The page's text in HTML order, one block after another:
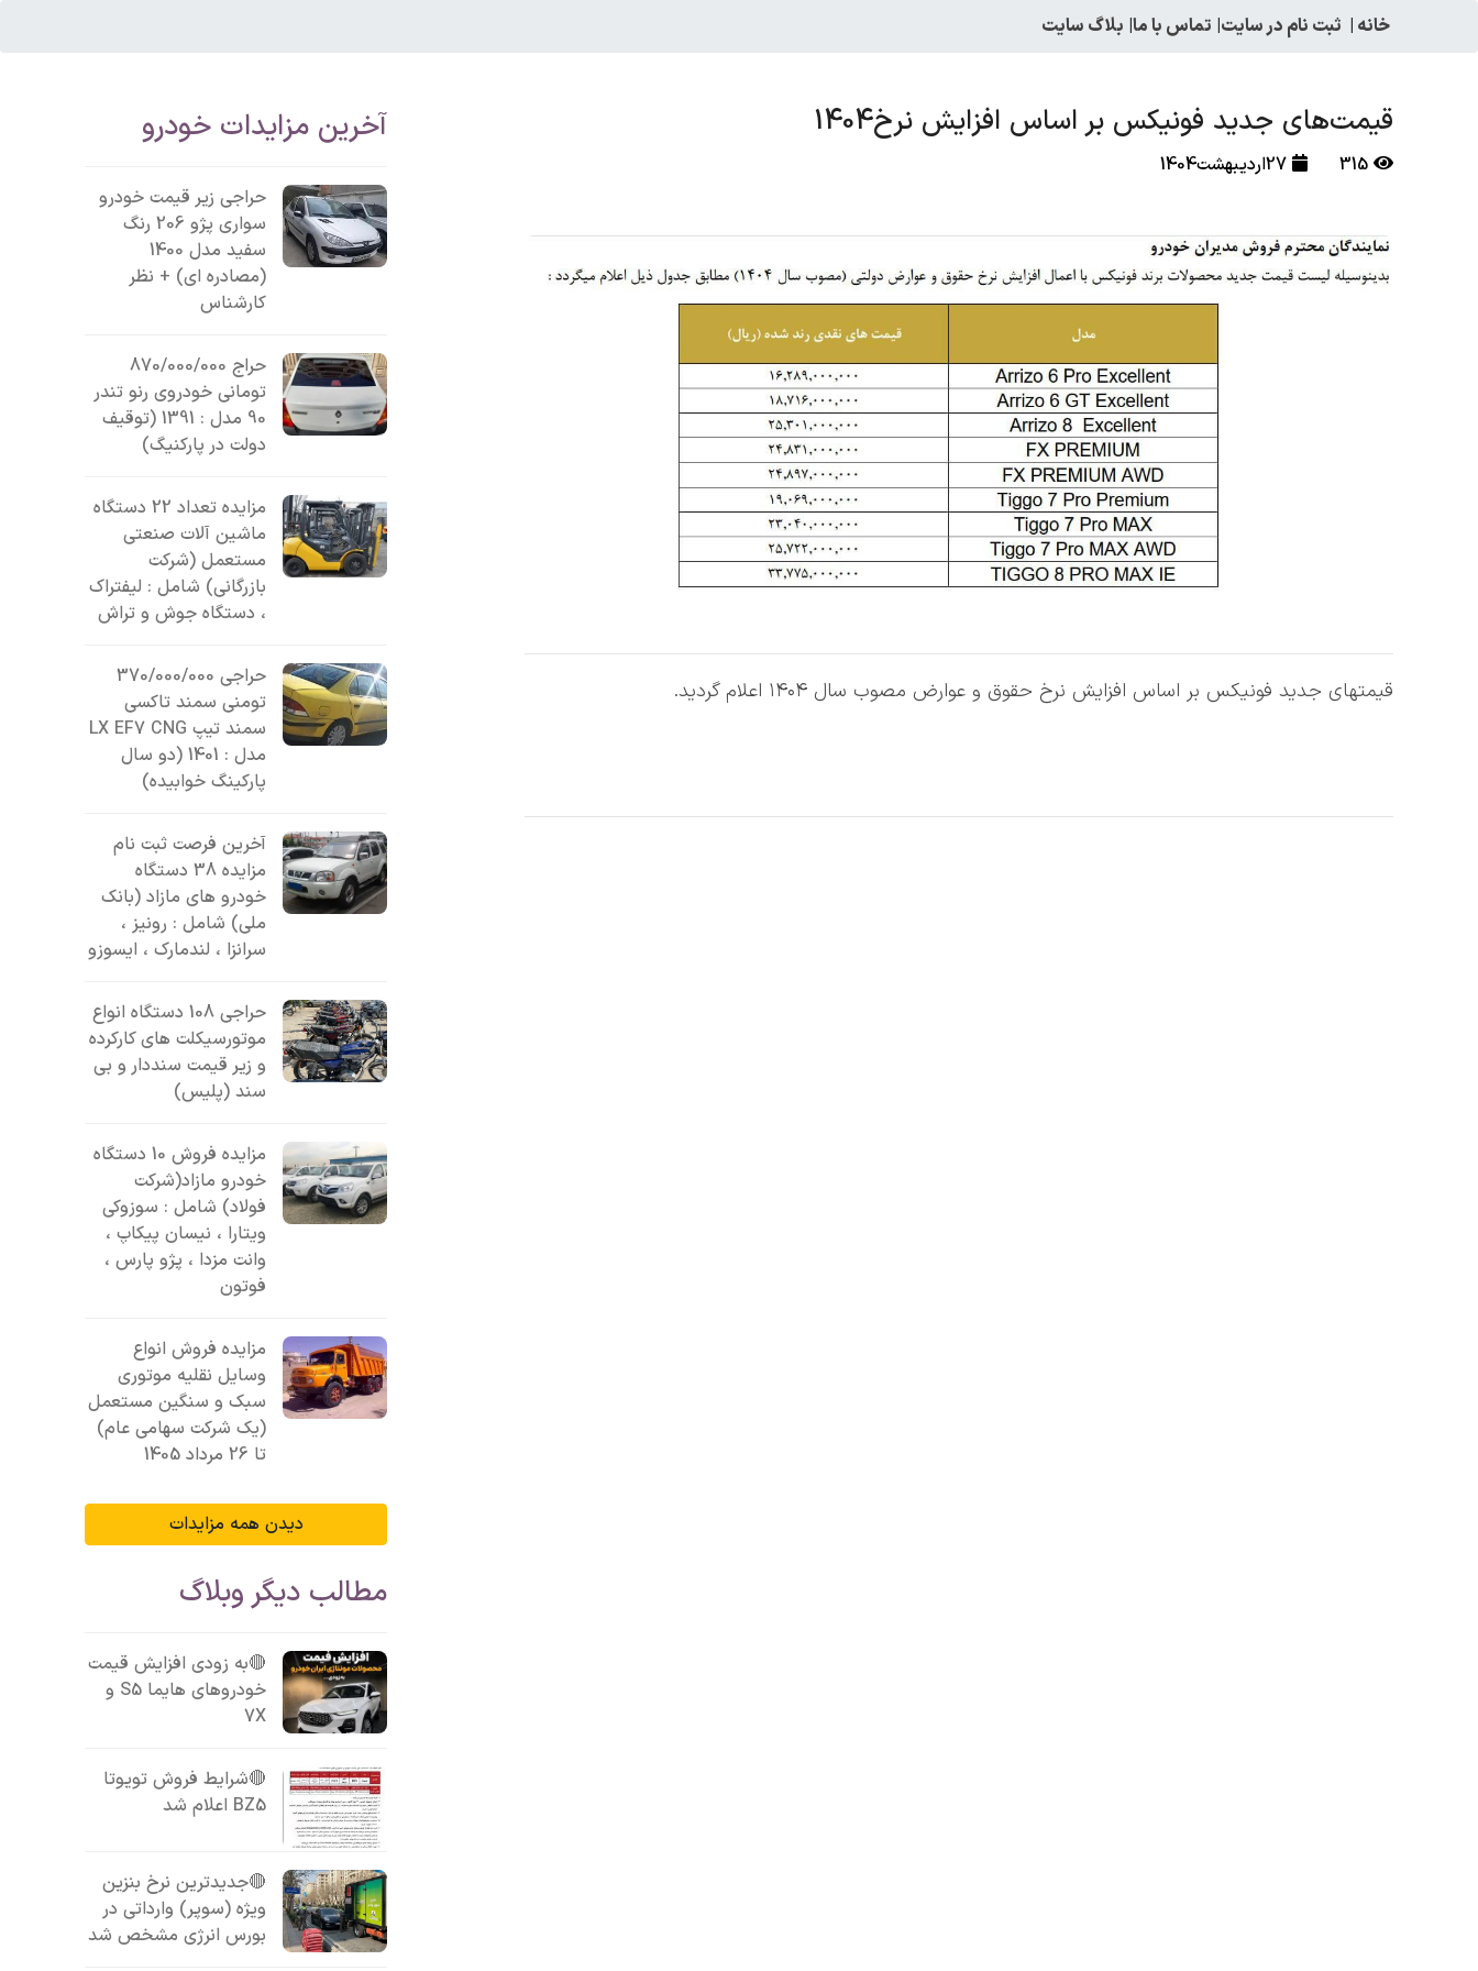
خانه | ثبت نام در سایت| تماس با ما| بلاگ سایت
قیمت‌های جدید فونیکس بر اساس افزایش نرخ1404
315 27اردیبهشت1404
قیمتهای جدید فونیکس بر اساس افزایش نرخ حقوق و عوارض مصوب سال ۱۴۰۴ اعلام گردید.
آخرین مزایدات خودرو
حراجی زیر قیمت خودرو
سواری پژو 206 رنگ
سفید مدل 1400
(مصادره ای) + نظر
کارشناس
حراج 870/000/000
تومانی خودروی رنو تندر
90 مدل : 1391 (توقیف
دولت در پارکنیگ)
مزایده تعداد 22 دستگاه
ماشین آلات صنعتی
مستعمل (شرکت
بازرگانی) شامل : لیفتراک
، دستگاه جوش و تراش
حراجی 370/000/000
تومنی سمند تاکسی
سمند تیپ LX EF7 CNG
مدل : 1401 (دو سال
پارکینگ خوابیده)
آخرین فرصت ثبت نام
مزایده 38 دستگاه
خودرو های مازاد (بانک
ملی) شامل : رونیز ،
سرانزا ، لندمارک ، ایسوزو
حراجی 108 دستگاه انواع
موتورسیکلت های کارکرده
و زیر قیمت سنددار و بی
سند (پلیس)
مزایده فروش 10 دستگاه
خودرو مازاد(شرکت
فولاد) شامل : سوزوکی
ویتارا ، نیسان پیکاپ ،
وانت مزدا ، پژو پارس ،
فوتون
مزایده فروش انواع
وسایل نقلیه موتوری
سبک و سنگین مستعمل
(یک شرکت سهامی عام)
تا 26 مرداد 1405
دیدن همه مزایدات
مطالب دیگر وبلاگ
🔴به زودی افزایش قیمت
خودروهای هایما S5 و
7X
🔴شرایط فروش تویوتا
BZ5 اعلام شد
🔴جدیدترین نرخ بنزین
ویژه (سوپر) وارداتی در
بورس انرژی مشخص شد